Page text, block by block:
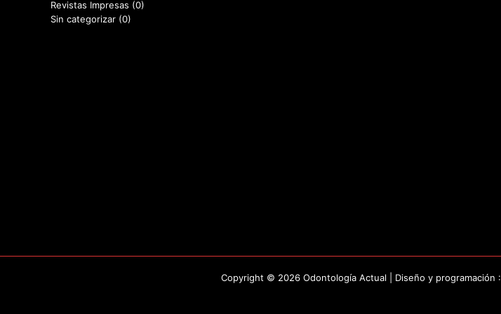
Revistas Impresas (0)
Sin categorizar (0)
Copyright © 2026 Odontología Actual | Diseño y programación :